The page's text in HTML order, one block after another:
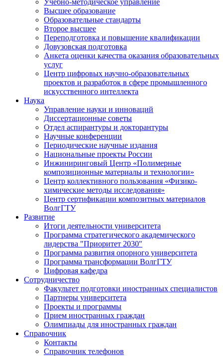
Учебно-методическое управление
Высшее образование
Образовательные стандарты
Второе высшее
Переподготовка и повышение квалификации
Довузовская подготовка
Анкета оценки качества оказания образовательных
услуг
Центр цифровых научно-образовательных
проектов и разработок в сфере промышленного
искусственного интеллекта
Наука
Управление науки и инноваций
Диссертационные советы
Отдел аспирантуры и докторантуры
Научные конференции
Периодические научные издания
Национальные проекты России
Инжиниринговый Центр «Полимерные
композиционные материалы и технологии»
Центр коллективного пользования «Физико-
химические методы исследования»
Центр сертификации композитных материалов
ВолгГТУ
Развитие
Итоги деятельности университета
Программа стратегического академического
лидерства "Приоритет 2030"
Программа развития опорного университета
Программа трансформации ВолгГТУ
Цифровая кафедра
Сотрудничество
Факультет подготовки иностранных специалистов
Партнеры университета
Проекты и программы
Прием иностранных граждан
Олимпиады для иностранных граждан
Справочник
Контакты
Справочник телефонов